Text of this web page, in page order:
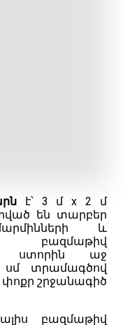
է՝ 3 մ x 2 մ
են տարբեր
և
բազմաթիվ
ստորին աջ
սմ տրամագծով
փոքր շրջանագիծ
բազմաթիվ